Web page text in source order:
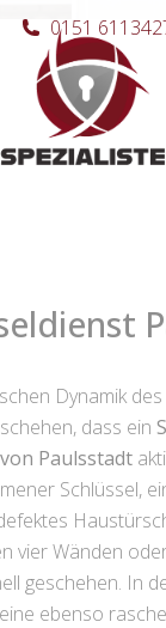
0151
Dynamik
dass ein
Paulsstadt
Schlüssel,
vier Wänden
geschehen. In
ebenso